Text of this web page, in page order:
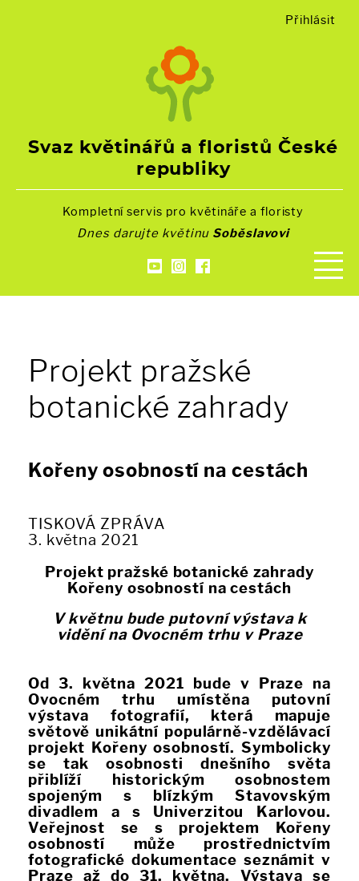
Svaz květinářů a floristů České
republiky
Přihlásit
Kompletní servis pro květináře a floristy
Dnes darujte květinu Soběslavovi
Projekt pražské
botanické zahrady
Kořeny osobností na cestách
TISKOVÁ ZPRÁVA
3. května 2021
Projekt pražské botanické zahrady
Kořeny osobností na cestách
V květnu bude putovní výstava k
vidění na Ovocném trhu v Praze
Od 3. května 2021 bude v Praze na
Ovocném trhu umístěna putovní
výstava fotografií, která mapuje
světově unikátní populárně-vzdělávací
projekt Kořeny osobností. Symbolicky
se tak osobnosti dnešního světa
přiblíží historickým osobnostem
spojeným s blízkým Stavovským
divadlem a s Univerzitou Karlovou.
Veřejnost se s projektem Kořeny
osobností může prostřednictvím
fotografické dokumentace seznámit v
Praze až do 31. května. Výstava se